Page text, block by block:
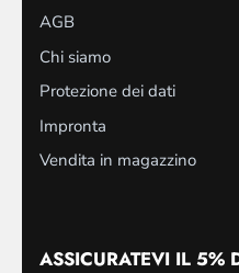
AGB
Chi siamo
Protezione dei dati
Impronta
Vendita in magazzino
ASSICURATEVI IL 5%